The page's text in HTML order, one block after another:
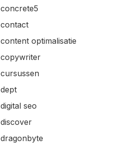
concrete5
contact
content optimalisatie
copywriter
cursussen
dept
digital seo
discover
dragonbyte